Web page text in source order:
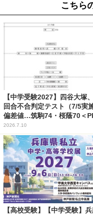
こちら
【中学受験2027】四谷大塚
回合不合判定テスト（7/5実施
偏差値…筑駒74・桜蔭70＜
2026.7.10
【高校受験】【中学受験】